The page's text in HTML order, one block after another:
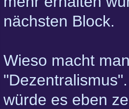
nächsten Block.
Wieso macht
würde es eben